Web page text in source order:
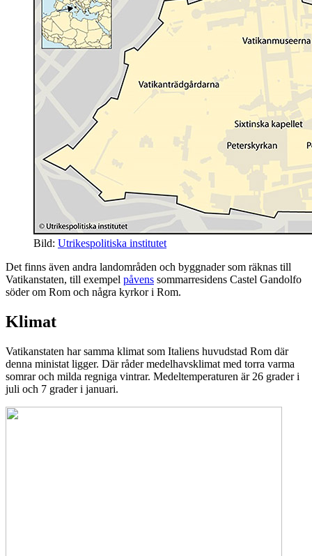
Bild: Utrikespolitiska institutet
Det finns även andra landområden och byggnader som räknas till
Vatikanstaten, till exempel påvens sommarresidens Castel Gandolfo
söder om Rom och några kyrkor i Rom.
Klimat
Vatikanstaten har samma klimat som Italiens huvudstad Rom där
denna ministat ligger. Där råder medelhavsklimat med torra varma
somrar och milda regniga vintrar. Medeltemperaturen är 26 grader i
juli och 7 grader i januari.